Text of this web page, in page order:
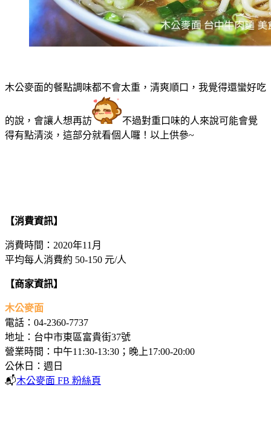
木公麥面的餐點調味都不會太重，清爽順口，我覺得還蠻好吃
的說，會讓人想再訪
不過對重口味的人來說可能會覺
得有點清淡，這部分就看個人囉！以上供參~
【消費資訊】
消費時間：2020年11月
平均每人消費約 50-150 元/人
【商家資訊】
木公麥面
電話：04-2360-7737
地址：台中市東區富貴街37號
營業時間：中午11:30-13:30；晚上17:00-20:00
公休日：週日
📬木公麥面 FB 粉絲頁